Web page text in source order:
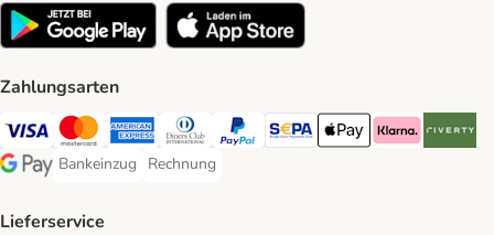
Zahlungsarten
Visa Payment Method
MasterCard Payment Method
American Express Payment Method
Diners Club Payment Method
PayPal Payment Method
SEPA Payment Method
Apple Pay Payment
Klarna Payment
Google Pay Payment Method
Bankeinzug
Bankeinzug Payment Method
Rechnung
Rechnung Payment Method
Lieferservice